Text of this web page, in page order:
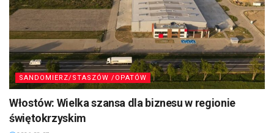
SANDOMIERZ/STASZÓW /OPATÓW
Włostów: Wielka szansa dla biznesu w regionie
świętokrzyskim